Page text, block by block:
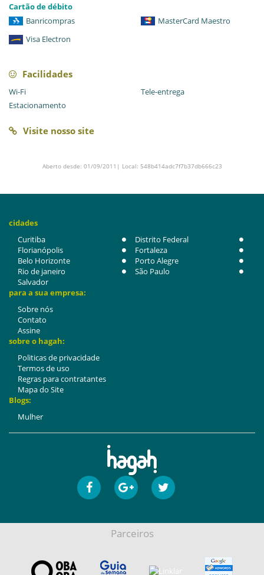
Cartão de débito
Banricompras
MasterCard Maestro
Visa Electron
Facilidades
Wi-Fi
Tele-entrega
Estacionamento
Visite nosso site
Aberto desde: 01/09/2011| Local: 548b414adc7f7b37db666c23
cidades
Curitiba
Distrito Federal
Florianópolis
Fortaleza
Belo Horizonte
Porto Alegre
Rio de janeiro
São Paulo
Salvador
para a sua empresa:
Sobre nós
Contato
Assine
sobre o hagah:
Politicas de privacidade
Termos de uso
Regras para contratantes
Mapa do Site
Blogs:
Mulher
Parceiros